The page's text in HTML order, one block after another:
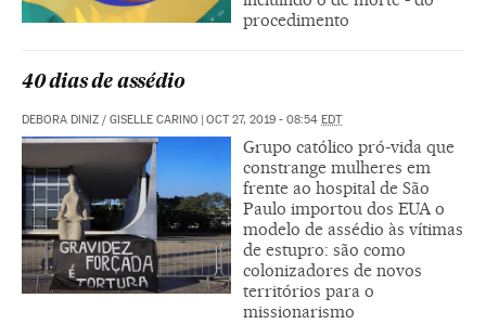
procedimento
40 dias de assédio
DEBORA DINIZ / GISELLE CARINO OCT 27, 2019 - 08:54 EDT
Grupo católico pró-vida que
constrange mulheres em
frente ao hospital de São
Paulo importou dos EUA o
modelo de assédio às vítimas
de estupro: são como
colonizadores de novos
territórios para o
missionarismo